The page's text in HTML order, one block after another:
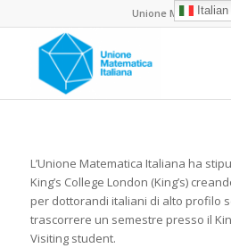
Unione Matematica
L’Unione Matematica Italiana ha
King’s College London (King’s)
per dottorandi italiani di alto profilo
trascorrere un semestre presso il
Visiting student.
Italian